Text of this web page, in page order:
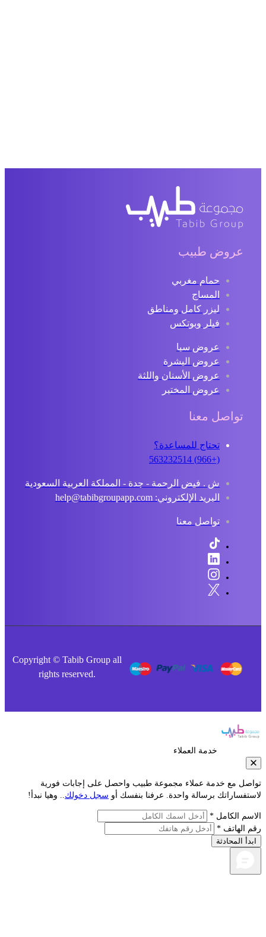
عروض طبيب
حمام مغربي
المساج
ليزر كامل ومناطق
فيلر وبوتكس
عروض سبا
عروض البشرة
عروض الأسنان واللثة
عروض المختبر
تواصل معنا
تحتاج للمساعدة؟
ش . فيض الرحمة - جدة - المملكة العربية السعودية
البريد الإلكتروني: help@tabibgroupapp.com
تواصل معنا
Copyright © Tabib Group all
rights reserved.
خدمة العملاء
مع خدمة عملاء مجموعة طبيب واحصل على إجابات فورية
برسالة واحدة. عرفنا بنفسك أوسجل دخولك.. وهيا نبدأ!
الكامل *
الهاتف *
المحادثة